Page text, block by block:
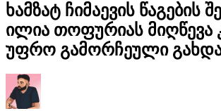
ხამზატ ჩიმაევის წაგების
ილია თოფურიას მიღწევა
უფრო გამორჩეული